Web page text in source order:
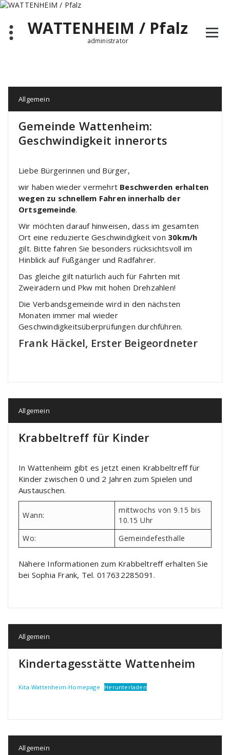
Zum
springenWATTENHEIM / Pfalz
administrator
Allgemein
Gemeinde Wattenheim:
Geschwindigkeit innerorts
Liebe Bürgerinnen und Bürger,
wir haben wieder vermehrt Beschwerden erhalten
wegen zu schnellem Fahren innerhalb der
Ortsgemeinde.
Wir möchten darauf hinweisen, dass im gesamten
Ort eine reduzierte Geschwindigkeit von 30km/h
gilt. Bitte fahren Sie besonders rücksichtsvoll im
Hinblick auf Fußgänger und Radfahrer.
Das gleiche gilt natürlich auch für Fahrten mit
Zweirädern und Pkw mit hohen Drehzahlen!
Die Verbandsgemeinde wird in den nächsten
Monaten immer mal wieder
Geschwindigkeitsüberprüfungen durchführen.
Frank Häckel, Erster Beigeordneter
Allgemein
Krabbeltreff für Kinder
In Wattenheim gibt es jetzt einen Krabbeltreff für
Kinder zwischen 0 und 2 Jahren zum Spielen und
Austauschen.
Wann:
mittwochs von 9.15 bis
10.15 Uhr
Wo:
Gemeindefesthalle
Nähere Informationen zum Krabbeltreff erhalten Sie
bei Sophia Frank, Tel. 017632285091.
Allgemein
Kindertagesstätte Wattenheim
Kita-Wattenheim-Homepage Herunterladen
Allgemein